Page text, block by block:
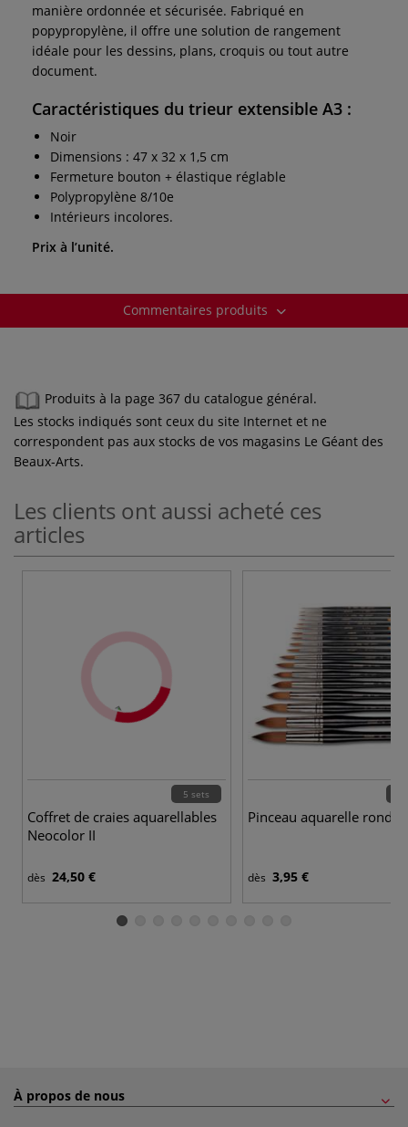
manière ordonnée et sécurisée. Fabriqué en
popypropylène, il offre une solution de rangement
idéale pour les dessins, plans, croquis ou tout autre
document.
Caractéristiques du trieur extensible A3 :
Noir
Dimensions : 47 x 32 x 1,5 cm
Fermeture bouton + élastique réglable
Polypropylène 8/10e
Intérieurs incolores.
Prix à l’unité.
Commentaires produits
Produits à la page 367 du catalogue général.
Les stocks indiqués sont ceux du site Internet et ne
correspondent pas aux stocks de vos magasins Le Géant des
Beaux-Arts.
Les clients ont aussi acheté ces
articles
5 sets
Coffret de craies aquarellables
Neocolor II
dès 24,50 €
Pinceau aquarelle rond
dès 3,95 €
À propos de nous